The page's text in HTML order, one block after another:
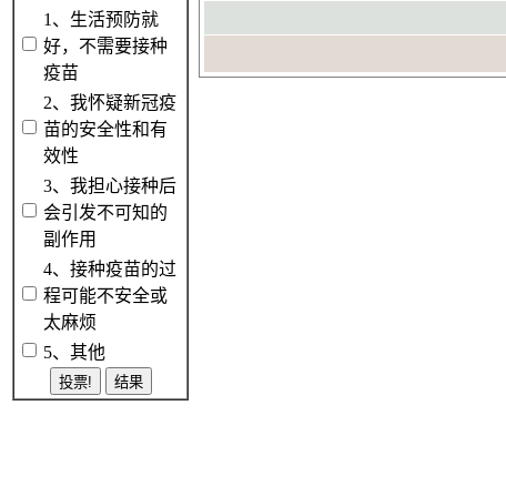
1、生活预防就
好，不需要接种
疫苗
2、我怀疑新冠疫
苗的安全性和有
效性
3、我担心接种后
会引发不可知的
副作用
4、接种疫苗的过
程可能不安全或
太麻烦
5、其他